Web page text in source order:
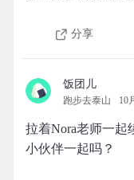
分享
饭团儿
跑步去泰山 10
拉着Nora老师一起
小伙伴一起吗？